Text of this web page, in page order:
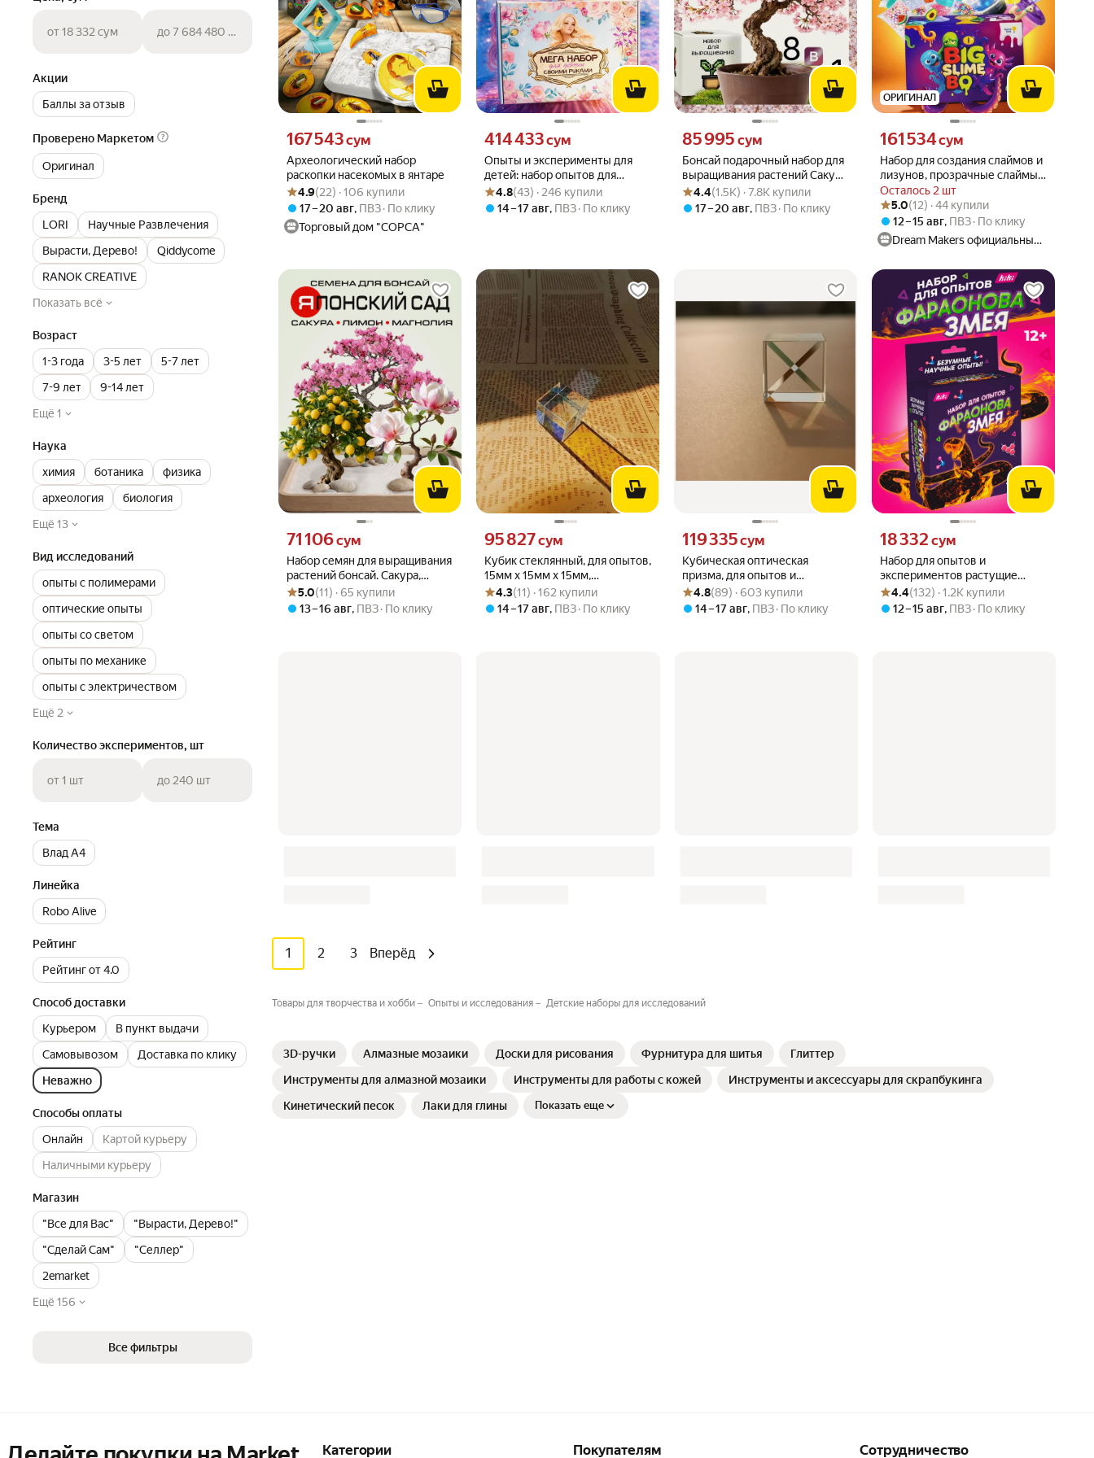
от 18 332 сум до 7 684 480 сум
Акции
Баллы за отзыв
Проверено Маркетом
Оригинал
Бренд
LORI
Научные Развлечения
Вырасти, Дерево!
Qiddycome
RANOK CREATIVE
Показать всё
Возраст
1-3 года
3-5 лет
5-7 лет
7-9 лет
9-14 лет
Ещё 1
Наука
химия
ботаника
физика
археология
биология
Ещё 13
Вид исследований
опыты с полимерами
оптические опыты
опыты со светом
опыты по механике
опыты с электричеством
Ещё 2
Количество экспериментов, шт
от 1 шт до 240 шт
Тема
Влад А4
Линейка
Robo Alive
Рейтинг
Рейтинг от 4.0
Способ доставки
Курьером
В пункт выдачи
Самовывозом
Доставка по клику
Неважно
Способы оплаты
Онлайн
Картой курьеру
Наличными курьеру
Магазин
"Все для Вас"
"Вырасти, Дерево!"
"Сделай Сам"
"Селлер"
2emarket
Ещё 156
Все фильтры
Археологический набор
раскопки насекомых в янтаре
Цена 167543 сум вместо
167 543сум
Рейтинг товара: 4.9 из 5
Оценок: (22) · 106 купили
4.9(22) · 106 купили
17 – 20 авг, ПВЗ По клику
Торговый дом "СОРСА"
Опыты и эксперименты для
детей: набор опытов для
девочек 10в1. Подарок для
девочки от 5 лет до 10 лет,
Цена 414433 сум вместо
414 433сум
Рейтинг товара: 4.8 из 5
Оценок: (43) · 246 купили
4.8(43) · 246 купили
14 – 17 авг, ПВЗ По клику
Бонсай подарочный набор для
выращивания растений Сакура
с кашпо и грунтом
Цена 85995 сум вместо
85 995 сум
Рейтинг товара: 4.4 из 5
Оценок: (1.5K) · 7.8K купили
4.4(1.5K) · 7.8K купили
17 – 20 авг, ПВЗ По клику
ОРИГИНАЛ
Набор для создания слаймов и
лизунов, прозрачные слаймы и
воздушные лизуны от бренда
Genio Kids
Осталось 2 шт
Цена 161534 сум вместо
161 534сум
Рейтинг товара: 5.0 из 5
Оценок: (12) · 44 купили
5.0(12) · 44 купили
12 – 15 авг, ПВЗ По клику
Dream Makers официальный магазин
Набор семян для выращивания
растений бонсай. Сакура,
Лимон, Магнолия
Цена 71106 сум вместо
71 106сум
Рейтинг товара: 5.0 из 5
Оценок: (11) · 65 купили
5.0(11) · 65 купили
13 – 16 авг, ПВЗ По клику
Кубик стеклянный, для опытов,
15мм х 15мм х 15мм,
прозрачный
Цена 95827 сум вместо
95 827сум
Рейтинг товара: 4.3 из 5
Оценок: (11) · 162 купили
4.3(11) · 162 купили
14 – 17 авг, ПВЗ По клику
Кубическая оптическая
призма, для опытов и
экспериментов, для фото.
Цена 119335 сум вместо
119 335сум
Рейтинг товара: 4.8 из 5
Оценок: (89) · 603 купили
4.8(89) · 603 купили
14 – 17 авг, ПВЗ По клику
Набор для опытов и
экспериментов растущие
кристаллы Фараонова змея
Цена 18332 сум вместо
18 332 сум
Рейтинг товара: 4.4 из 5
Оценок: (132) · 1.2K купили
4.4(132) · 1.2K купили
12 – 15 авг, ПВЗ По клику
1 2 3 Вперёд
Товары для творчества и хобби Опыты и исследования Детские наборы для исследований
3D-ручки Алмазные мозаики Доски для рисования Фурнитура для шитья
Глиттер
Инструменты для алмазной мозаики
Инструменты для работы с кожей
Инструменты и аксессуары для скрапбукинга
Кинетический песок
Лаки для глины Показать еще
Категории Покупателям Сотрудничество